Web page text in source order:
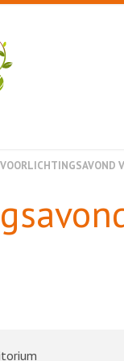
VOORLICHTINGSAVOND